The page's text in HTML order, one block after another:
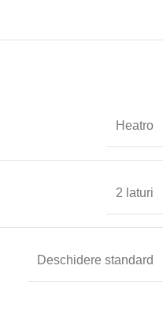
Heatro
2 laturi
Deschidere standard